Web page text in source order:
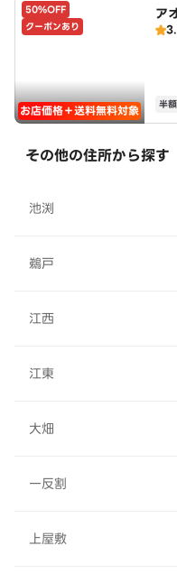
50%OFF
クーポンあり
お店価格＋送料無料対象
ア
半
その他の住所から探す
池渕
鵜戸
江西
江東
大畑
一反割
上屋敷